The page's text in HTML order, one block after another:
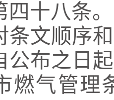
十八条。
条文顺序
公布之日
燃气管